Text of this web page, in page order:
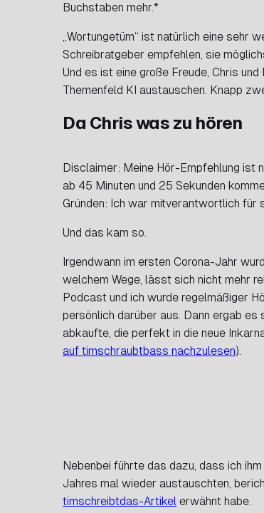
Buchstaben mehr.*
„Wortungetüm“ ist natürlich eine sehr
Schreibratgeber empfehlen, sie
Und es ist eine große Freude, Chris
Themenfeld KI austauschen. Knapp
Da Chris was zu hören
Disclaimer: Meine Hör-Empfehlung ist
ab 45 Minuten und 25 Sekunden
Gründen: Ich war mitverantwortlich für
Und das kam so.
Irgendwann im ersten Corona-Jahr
welchem Wege, lässt sich nicht mehr
Podcast und ich wurde regelmäßiger
persönlich darüber aus. Dann ergab
abkaufte, die perfekt in die neue
auf timschraubtbass nachzulesen).
Nebenbei führte das dazu, dass ich
Jahres mal wieder austauschten,
timschreibtdas-Artikel erwähnt habe.